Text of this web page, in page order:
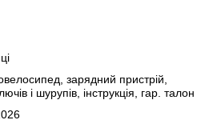
зарядний пристрій,
і шурупів, інструкція, гар. талон